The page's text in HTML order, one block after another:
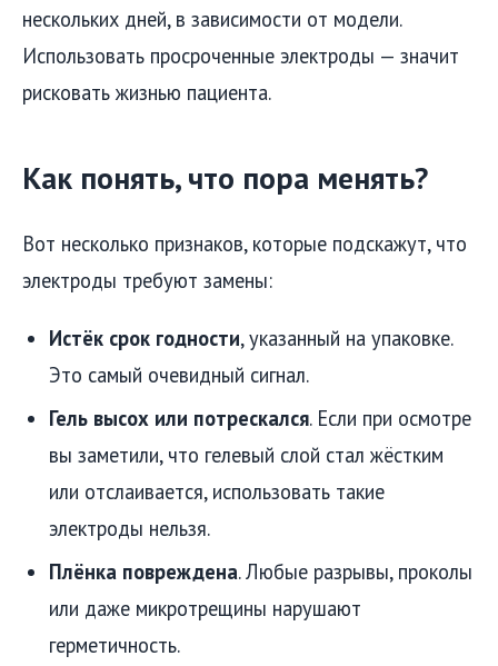
нескольких дней, в зависимости от модели.
Использовать просроченные электроды — значит
рисковать жизнью пациента.
Как понять, что пора менять?
Вот несколько признаков, которые подскажут, что
электроды требуют замены:
Истёк срок годности, указанный на упаковке.
Это самый очевидный сигнал.
Гель высох или потрескался. Если при осмотре
вы заметили, что гелевый слой стал жёстким
или отслаивается, использовать такие
электроды нельзя.
Плёнка повреждена. Любые разрывы, проколы
или даже микротрещины нарушают
герметичность.